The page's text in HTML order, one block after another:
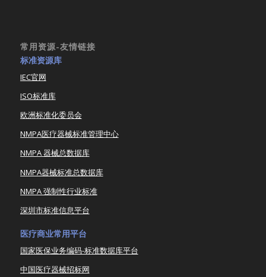
常用资源-友情链接
标准资源库
IEC官网
ISO标准库
欧洲标准化委员会
NMPA医疗器械标准管理中心
NMPA 器械总数据库
NMPA器械标准总数据库
NMPA 强制性行业标准
深圳市标准信息平台
医疗商业常用平台
国家医保业务编码-标准数据库平台
中国医疗器械招标网